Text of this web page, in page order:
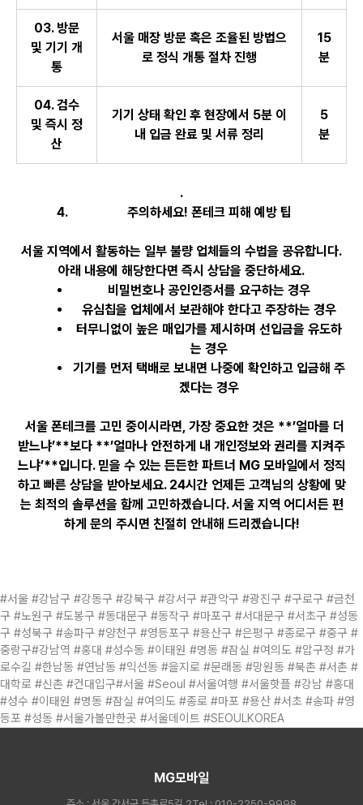
03. 방문
및 기기 개
통
서울 매장 방문 혹은 조율된 방법으
로 정식 개통 절차 진행
15
분
04.검수
및 즉시 정
산
기기 상태 확인 후 현장에서 5분 이
내 입금 완료 및 서류 정리
5
분
.
주의하세요! 폰테크 피해 예방 팁
서울 지역에서 활동하는 일부 불량 업체들의 수법을 공유합니다.
아래 내용에 해당한다면 즉시 상담을 중단하세요.
비밀번호나 공인인증서를 요구하는 경우
유심칩을 업체에서 보관해야 한다고 주장하는 경우
터무니없이 높은 매입가를 제시하며 선입금을 유도하
는 경우
기기를 먼저 택배로 보내면 나중에 확인하고 입금해 주
겠다는 경우
서울 폰테크를 고민 중이시라면, 가장 중요한 것은 **’얼마를 더
받느냐’**보다 **’얼마나 안전하게 내 개인정보와 권리를 지켜주
느냐’**입니다. 믿을 수 있는 든든한 파트너 MG 모바일에서 정직
하고 빠른 상담을 받아보세요. 24시간 언제든 고객님의 상황에 맞
는 최적의 솔루션을 함께 고민하겠습니다. 서울 지역 어디서든 편
하게 문의 주시면 친절히 안내해 드리겠습니다!
#서울 #강남구 #강동구 #강북구 #강서구 #관악구 #광진구 #구로구 #금천
구 #노원구 #도봉구 #동대문구 #동작구 #마포구 #서대문구 #서초구 #성동
구 #성북구 #송파구 #양천구 #영등포구 #용산구 #은평구 #종로구 #중구 #
중랑구#강남역 #홍대 #성수동 #이태원 #명동 #잠실 #여의도 #압구정 #가
로수길 #한남동 #연남동 #익선동 #을지로 #문래동 #망원동 #북촌 #서촌 #
대학로 #신촌 #건대입구#서울 #Seoul #서울여행 #서울핫플 #강남 #홍대
#성수 #이태원 #명동 #잠실 #여의도 #종로 #마포 #용산 #서초 #송파 #영
등포 #성동 #서울가볼만한곳 #서울데이트 #SEOULKOREA
MG모바일